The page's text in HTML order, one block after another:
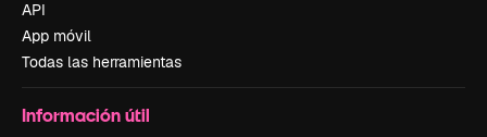
API
App móvil
Todas las herramientas
Información útil